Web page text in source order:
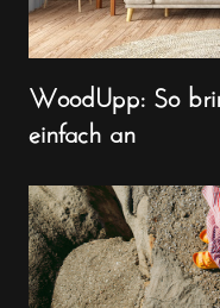
WoodUpp: So
einfach an